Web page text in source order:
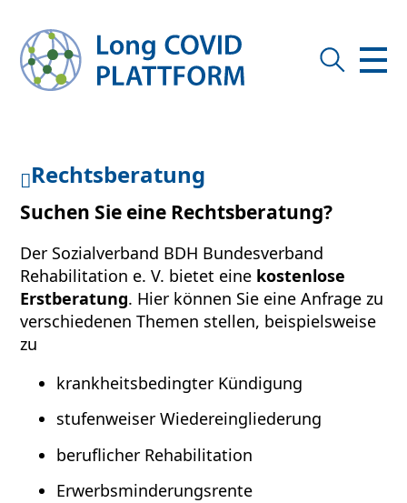
Rechtsberatung
Suchen Sie eine Rechtsberatung?
Der Sozialverband BDH Bundesverband
Rehabilitation e. V. bietet eine kostenlose
Erstberatung. Hier können Sie eine Anfrage zu
verschiedenen Themen stellen, beispielsweise
zu
krankheitsbedingter Kündigung
stufenweiser Wiedereingliederung
beruflicher Rehabilitation
Erwerbsminderungsrente